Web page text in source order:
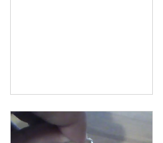
L’impressione di stare rincorrendo
qualc